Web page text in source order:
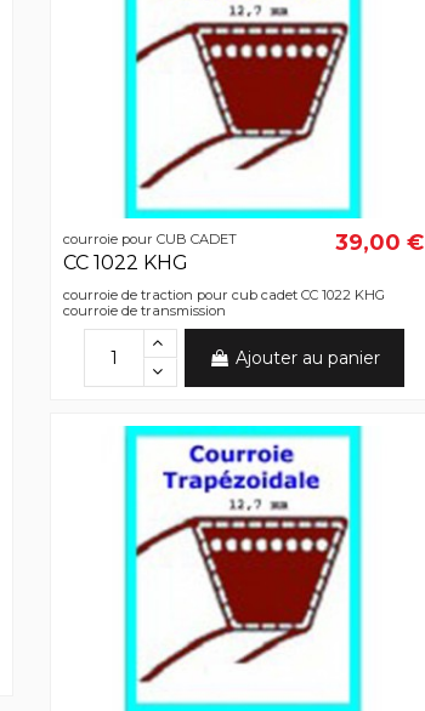
courroie pour CUB CADET
CC 1022 KHG
39,00 €
courroie de traction pour cub cadet CC 1022 KHG
courroie de transmission
Ajouter au panier